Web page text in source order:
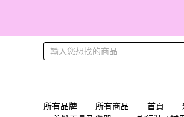
所有品牌 所有商品 首頁